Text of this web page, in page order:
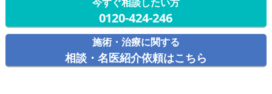
0120-424-246
施術・治療に関する
相談・名医紹介依頼はこちら